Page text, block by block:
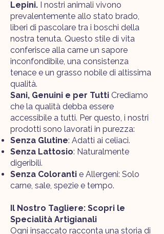
Lepini. I nostri animali vivono
prevalentemente allo stato brado,
liberi di pascolare tra i boschi della
nostra tenuta. Questo stile di vita
conferisce alla carne un sapore
inconfondibile, una consistenza
tenace e un grasso nobile di altissima
qualità.
Sani, Genuini e per Tutti Crediamo
che la qualità debba essere
accessibile a tutti. Per questo, i nostri
prodotti sono lavorati in purezza:
Senza Glutine: Adatti ai celiaci.
Senza Lattosio: Naturalmente
digeribili.
Senza Coloranti e Allergeni: Solo
carne, sale, spezie e tempo.
Il Nostro Tagliere: Scopri le
Specialità Artigianali
Ogni insaccato racconta una storia di